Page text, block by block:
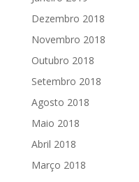
Dezembro 2018
Novembro 2018
Outubro 2018
Setembro 2018
Agosto 2018
Maio 2018
Abril 2018
Março 2018